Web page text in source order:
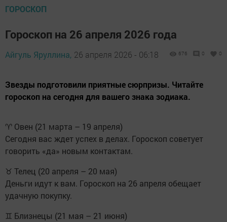
ГОРОСКОП
Гороскоп на 26 апреля 2026 года
Айгуль Яруллина, 26 апреля 2026 - 06:18 676 0 0
Звезды подготовили приятные сюрпризы. Читайте
гороскоп на сегодня для вашего знака зодиака.
♈ Овен (21 марта – 19 апреля)
Сегодня вас ждет успех в делах. Гороскоп советует
говорить «да» новым контактам.
♉ Телец (20 апреля – 20 мая)
Деньги идут к вам. Гороскоп на 26 апреля обещает
удачную покупку.
♊ Близнецы (21 мая – 21 июня)